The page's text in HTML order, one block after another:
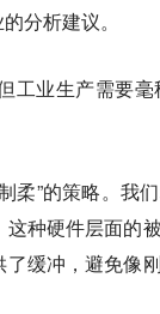
分析建议。
工业生产需要
柔”的策略。我
种硬件层面的
缓冲，避免像